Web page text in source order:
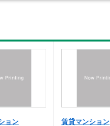
ョン
賃貸マンション